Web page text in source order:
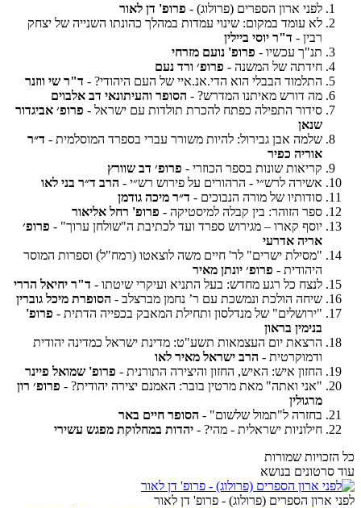
לפני ארון הספרים (פרולוג) - פרופ' דן לאור
לא עומד במקום: שינוי עמדות במהלך כהונתו השנייה של יצחק
רבין - ד"ר יוסי ביילין
תנ"ך עכשיו - פרופ' נועם מזרחי
חידתה של המשנה - פרופ׳ ורד נעם
התלמוד הבבלי הוא הדי.אנ.איי של העם היהודי? - ד"ר שי ווזנר
מה דורש מאיתנו המדרש? - הסופר והעיתונאי דב אלבוים
סידור התפילה כפתח להכרת תולדות עם ישראל - פרופ׳ אביגדור
שנאן
שלמה אבן גבירול: להיות משורר עברי בספרד המוסלמית - ד״ר
אוריה כפיר
קריאות שונות בספר הכוזרי - פרופ׳ דב שוורץ
אשירה לרש״י - הרהורים על פירוש רש״י - הרב ד״ר בני לאו
סודותיו של מורה הנבוכים - ד״ר מיכה גודמן
ספר הזוהר: בין קבלה למיסטיקה - פרופ' רחל אליאור
יוסף קארו – מגירוש ספרד ועד לכתיבת ה"שולחן ערוך" - פרופ׳
אריה אדרעי
"מסילת ישרים" לר' חיים משה לוצאטו (רמח"ל) וספרות המוסר
היהודית - פרופ׳ יונתן מאיר
לנצח כל רגע מחדש: בעל התניא ועיקרי שיטתו - ד"ר יחיאל הררי
שיחה הולכת ונמשכת עם ר’ נחמן מברצלב - הסופרת מיכל גוברין
"ירושלים" של מנדלסון ותחילת המאבק בכפייה הדתית - פרופ'
בנימין בראון
הרצאת יום העצמאות תשע"ט: מדינת ישראל כמדינה יהודית
ודמוקרטית - הרב ישראל מאיר לאו
החזון איש: האיש, החזון והיצירה התורנית - פרופ' שמואל פיינר
"אני ואתה" מאת מרטין בובר: האמנם יצירה יהודית? - פרופ׳ רון
מרגולין
בחזרה ל"תמול שלשום" - הסופר חיים באר
חילוניות ישראלית - מהי? - יהדות במחלוקת מפגש עשירי
כל הזכויות שמורות
עוד סרטונים בנושא
לפני ארון הספרים (פרולוג) - פרופ' דן לאור